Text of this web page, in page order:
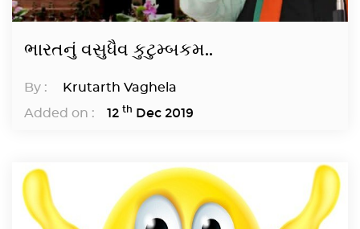
ભારતનું વસુધૈવ કુટુમ્બકમ..
By :
Krutarth Vaghela
Added on :
12 th Dec 2019